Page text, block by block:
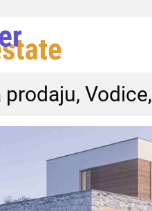
prodaju, Vodice,